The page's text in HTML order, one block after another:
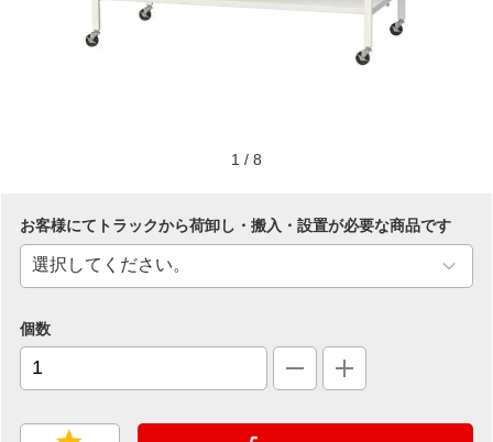
1 / 8
お客様にてトラックから荷卸し・搬入・設置が必要な商品です
個数